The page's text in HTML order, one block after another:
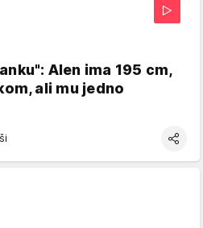
Alen ima 195 cm,
ali mu jedno